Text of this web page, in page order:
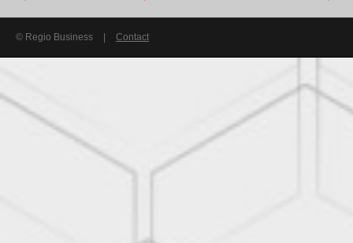
© Regio Business Contact